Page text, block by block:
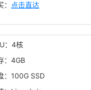
点击直达
：4核
：4GB
：100G SSD